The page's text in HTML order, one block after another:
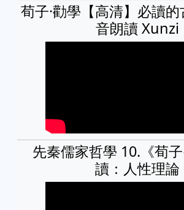
荀子·勸學【高清】必讀
音朗讀 Xunzi
先秦儒家哲學 10.《荀
讀：人性理論